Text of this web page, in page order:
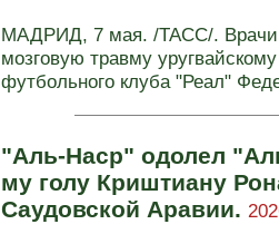
МАДРИД, 7 мая. /ТАСС/. Врачи
мозговую травму
футбольного клуба "Реал"
"Аль-Наср" одолел
му голу Криштиану
Саудовской Аравии.